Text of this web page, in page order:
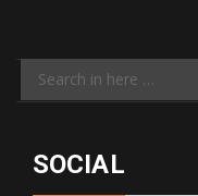
Search
SOCIAL